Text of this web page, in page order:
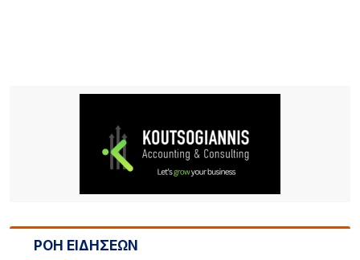
ΡΟΗ ΕΙΔΗΣΕΩΝ